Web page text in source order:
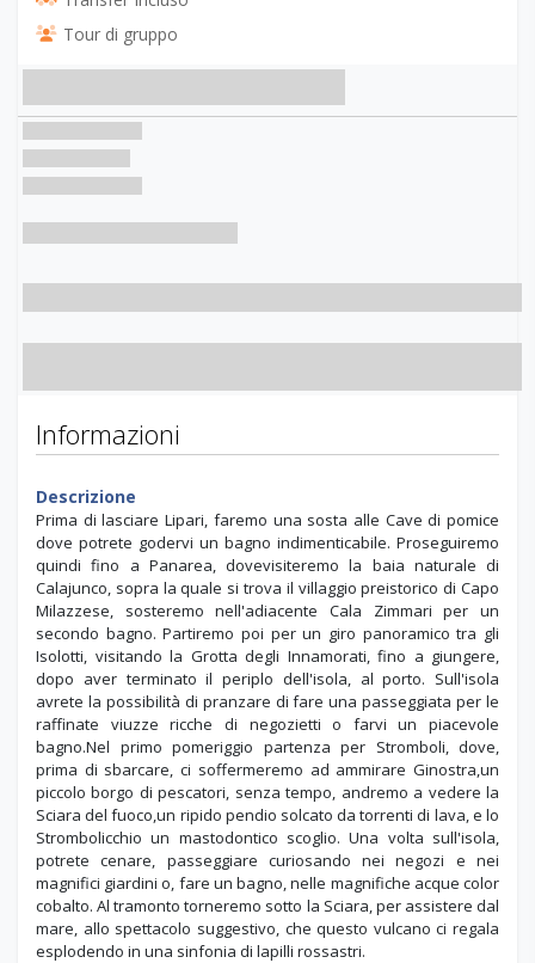
Tour di gruppo
Informazioni
Descrizione
Prima di lasciare Lipari, faremo una sosta alle Cave di pomice
dove potrete godervi un bagno indimenticabile. Proseguiremo
quindi fino a Panarea, dovevisiteremo la baia naturale di
Calajunco, sopra la quale si trova il villaggio preistorico di Capo
Milazzese, sosteremo nell'adiacente Cala Zimmari per un
secondo bagno. Partiremo poi per un giro panoramico tra gli
Isolotti, visitando la Grotta degli Innamorati, fino a giungere,
dopo aver terminato il periplo dell'isola, al porto. Sull'isola
avrete la possibilità di pranzare di fare una passeggiata per le
raffinate viuzze ricche di negozietti o farvi un piacevole
bagno.Nel primo pomeriggio partenza per Stromboli, dove,
prima di sbarcare, ci soffermeremo ad ammirare Ginostra,un
piccolo borgo di pescatori, senza tempo, andremo a vedere la
Sciara del fuoco,un ripido pendio solcato da torrenti di lava, e lo
Strombolicchio un mastodontico scoglio. Una volta sull'isola,
potrete cenare, passeggiare curiosando nei negozi e nei
magnifici giardini o, fare un bagno, nelle magnifiche acque color
cobalto. Al tramonto torneremo sotto la Sciara, per assistere dal
mare, allo spettacolo suggestivo, che questo vulcano ci regala
esplodendo in una sinfonia di lapilli rossastri.